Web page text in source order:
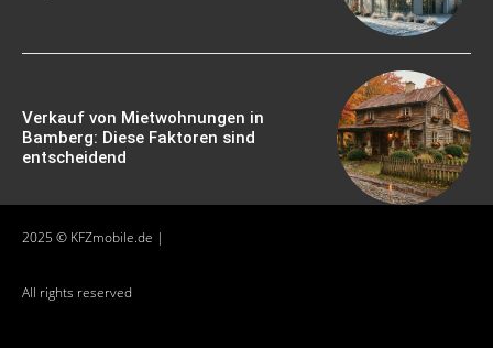
Verkauf von Mietwohnungen in
Bamberg: Diese Faktoren sind
entscheidend
2025 © KFZmobile.de |
All rights reserved